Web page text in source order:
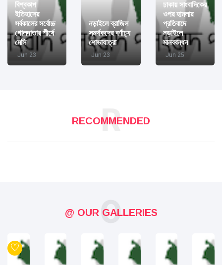
বিশ্বকাপ
ইতিহাসের
সর্বকালের সর্বোচ্চ
গোলদাতার শীর্ষে
মেসি
Jun 23
নড়াইলে ব্রাজিল
সমর্থকদের বর্ণাঢ্য
শোভাযাত্রা
Jun 23
ঢাকায় সাংবাদিকের
ওপর হামলার
প্রতিবাদে
নড়াইলে
মানববন্ধন
Jun 25
RECOMMENDED
R
@ OUR GALLERIES
O